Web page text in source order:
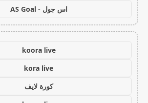
اس جول - AS Goal
koora live
kora live
كورة لايف